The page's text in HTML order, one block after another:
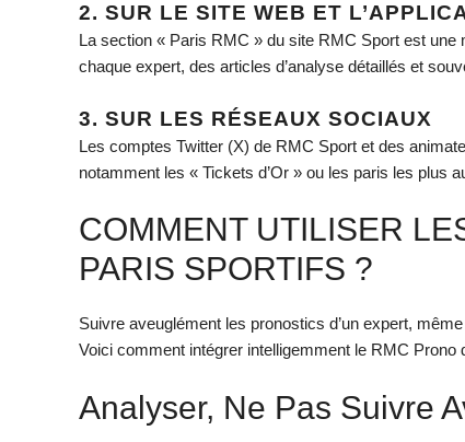
2. SUR LE SITE WEB ET
La section « Paris RMC » du site RMC Sport est une
chaque expert, des articles d’analyse détaillés et
3. SUR LES RÉSEAUX SOCIAUX
Les comptes Twitter (X) de RMC Sport et des
notamment les « Tickets d’Or » ou les paris les plus
COMMENT UTILISER
PARIS SPORTIFS ?
Suivre aveuglément les pronostics d’un expert,
Voici comment intégrer intelligemment le RMC Prono
Analyser, Ne Pas Suivre